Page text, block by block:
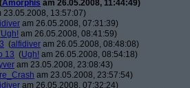
(Amorphis am 26.05.2008, 11:44:49)
23.05.2008, 13:57:07)
am 26.05.2008, 07:31:39)
Ugh! am 26.05.2008, 08:41:59)
(alfidiver am 26.05.2008, 08:48:08)
13 (Ugh! am 26.05.2008, 08:54:18)
am 23.05.2008, 23:08:43)
am 23.05.2008, 23:57:54)
am 26.05.2008, 07:32:24)